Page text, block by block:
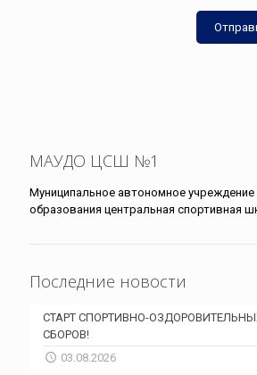
МАУДО ЦСШ №1
Муниципальное автономное учреждение
образования центральная спортивная
Последние новости
СТАРТ СПОРТИВНО-
СБОРОВ!
03.08.2026